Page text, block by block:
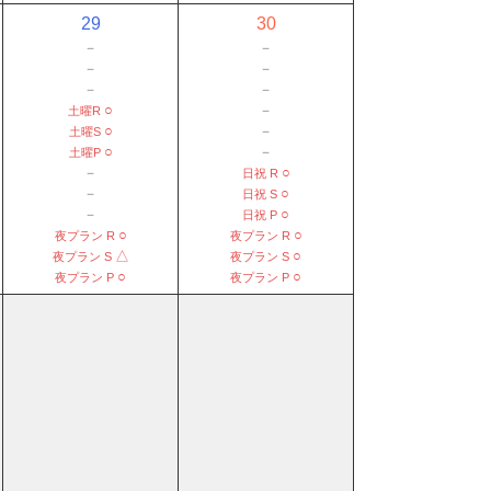
29
－
－
－
土曜R ○
土曜S ○
土曜P ○
－
－
－
夜プラン R ○
夜プラン S △
夜プラン P ○
30
－
－
－
－
－
－
日祝 R ○
日祝 S ○
日祝 P ○
夜プラン R ○
夜プラン S ○
夜プラン P ○